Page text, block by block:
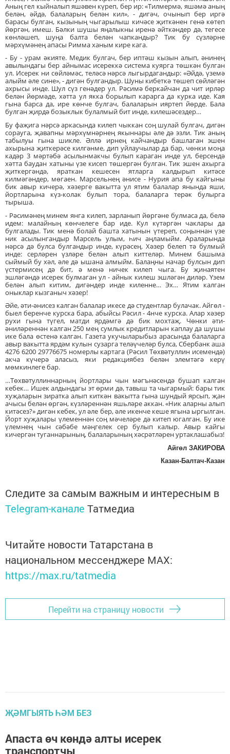
Аның гел кыйналып яшәвен күреп, бер ир: «Тилмермә, яшәмә аның
белән, әйдә, балаларың белән кил», - дигәч, очынып бер иргә
барасы булган, кызының чыгарылыш кичәсе җиткәнен генә көтеп
йөргән, имеш. Бәлки шушы яңалыкны иренә әйткәндер дә, тегесе
көнләшеп, шуңа балта белән чапкандыр? Тик бу сүзләрне
мәрхүмәнең апасы Римма ханым кире кага.
- Бу - урам әкияте. Медик булгач, бер иптәш кызын алып, әнинең
авылындагы бер айнымас исереккә система куярга төшкән булган
ул. Исерек ни сөйләмәс, теләсә нәрсә лыгырдагандыр: «Әйдә, үземә
алыйм әле сине», - дигән булгандыр. Шуны кибеткә төшеп сөйләгән
ахрысы инде. Шул сүз генәдер ул. Рәсимә беркайчан да чит ирләр
белән йөрмәде, хәтта ул якка борылып карарга да курка иде. Кая
гына барса да, ире көнче булгач, балаларын ияртеп йөрде. Бала
булган җирдә бозыклык булалмый бит инде, килешәсездер…
Бу фаҗига нәрсә аркасында килеп чыккан соң шулай булгач, дигән
сорауга, җавапны мәрхүмнәрнең якыннары әле дә эзли. Тик аның
табылуы гына шикле. Әллә ирнең кайчандыр башлаган эшен
ахырына җиткерәсе килгәнме, дип уйлаучылар да бар, чөнки моңа
кадәр 3 мәртәбә асылынмакчы булып караган инде ул, берсендә
хәтта баудан хатыны үзе кисеп төшергән булган. Тик эшен ахырга
җиткергәндә, яраткан кешесен ятларга калдырып китәсе
килмәгәндер, мөгаен. Марсельнең әнисе - Нурия апа бу кайгыны
бик авыр кичерә, хәзерге вакытта ул ятим балалар янында яши,
йортларына күз-колак булып тора, балаларга терәк булырга
тырыша.
- Рәсимәнең минем янга килеп, зарланып йөргәне булмаса да, белә
идем: малайның көнчелеге бар иде. Кул күтәргән чаклары да
булгалады. Тик менә болай башта хатынын үтереп, соңыннан үзе
ник асылынгандыр Марсель улым, һич аңламыйм. Араларында
нәрсә дә булса булгандыр инде, күрәсең. Хәзер белеп тә булмый
инде: серләрен үзләре белән алып киттеләр. Минем башыма
сыймый бу хәл, әле дә ышана алмыйм. Балаңны начар булсын дип
үстермисең дә бит, ә менә ничек килеп чыга. Бу җинаятен
эшләгәндә исерек булмаган ул - айнык килеш эшләгән диләр. Үзем
белән алып китим, дигәндер инде киленне… Эх… Ятим калган
оныклар кызганыч хәзер!
Әйе, әти-әнисез калган балалар икесе дә студентлар булачак. Айгөл -
быел беренче курска бара, абыйсы Рәсил - 4нче курска. Алар хәзер
рухи гына түгел, матди ярдәмгә дә бик мохтаҗ. Чөнки әти-
әниләреннән калган 250 мең сумлык кредитларын каплау да шушы
ике бала өстенә калган. Газета укучыларыбыз арасында балаларга
авыр вакытта ярдәм кулын сузарга теләүчеләр булса, Сбербанк аша
4276 6200 29776675 номерлы картага (Рәсил Төхвәтуллин исемендә)
акча күчерә аласыз, яки редакциябез белән элемтәгә керү
мөмкинлеге бар.
…Төхвәтуллиннарның йортлары чын мәгънәсендә бушап калган
кебек… Ишек алдындагы эт өрми дә, тавыш та чыгармый: бары тик
хуҗаларын зиратка алып киткән вакытта гына шундый ярсып, җан
ачысы белән өргән, күзләреннән яшьләре аккан. «Ник аларны алып
китәсез?» дигән кебек, ул әле бер, әле икенче кеше ягына ыргылган.
Йорт хуҗалары үлеменнән соң мәчеләре дә китеп югалган. Бу ике
үлемнең чын сәбәбе мәңгелек сер булып калыр. Авыр кайгы
кичергән туганнарының, балаларының хәсрәтләрен уртаклашабыз!
Айгөл ЗАКИРОВА
Казан-Балтач-Казан
Следите за самым важным и интересным в
Telegram-канале Татмедиа
Читайте новости Татарстана в
национальном мессенджере MАХ:
https://max.ru/tatmedia
Перейти на страницу новости
ҖӘМГЫЯТЬ ҺӘМ БЕЗ
Апаста өч көндә алты исерек
транспортчы